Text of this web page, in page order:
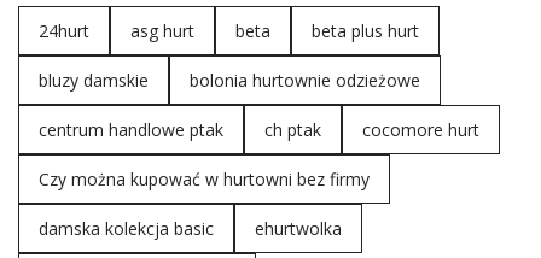
wykonania. Różowa marszczona chusta z aplikacją
wyróżnia się unikatowym designem, który przyciąga
uwagę i sprawia, że każda stylizacjastaje się wyjątkowa.
Korzystając z oferty
FactoryPrice.eu, można nie tylko
zaopatrzyć się w najmodniejsze
bluzki sezonu
24hurt asg hurt beta beta plus hurt
bluzy damskie bolonia hurtownie odzieżowe
centrum handlowe ptak ch ptak cocomore hurt
Czy można kupować w hurtowni bez firmy
damska kolekcja basic ehurtwolka